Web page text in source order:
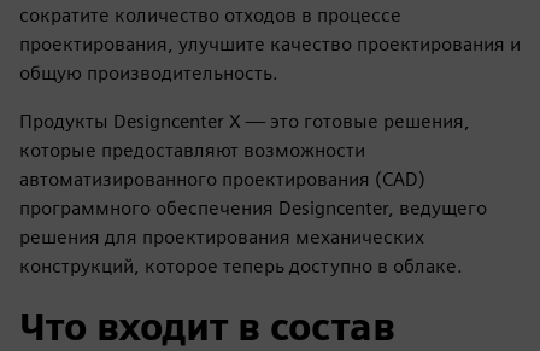
сократите количество отходов в процессе
проектирования, улучшите качество проектирования и
общую производительность.
Продукты Designcenter X — это готовые решения,
которые предоставляют возможности
автоматизированного проектирования (CAD)
программного обеспечения Designcenter, ведущего
решения для проектирования механических
конструкций, которое теперь доступно в облаке.
Что входит в состав